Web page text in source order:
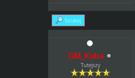
Szukaj
GM_Kuba
Tutejszy